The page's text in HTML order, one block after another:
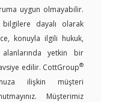
uygun olmayabilir.
dayalı olarak
konuyla ilgili hukuk,
yetkin bir
edilir. CottGroup®
ilişkin müşteri
Müşterimiz